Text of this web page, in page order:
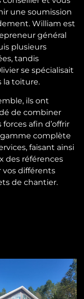
une soumission
William est
général
plusieurs
tandis
se spécialisait
la toiture.
ils ont
de combiner
forces afin d’offrir
complète
faisant ainsi
des références
vos différents
de chantier.